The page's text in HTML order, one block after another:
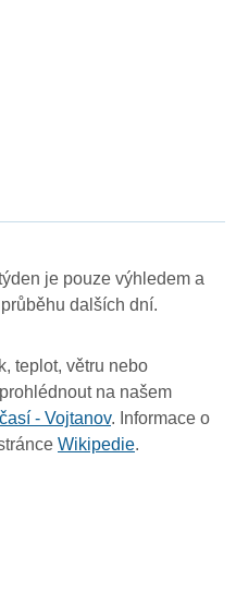
je pouze výhledem a
dalších dní.
teplot, větru nebo
na našem
- Vojtanov. Informace o
Wikipedie.